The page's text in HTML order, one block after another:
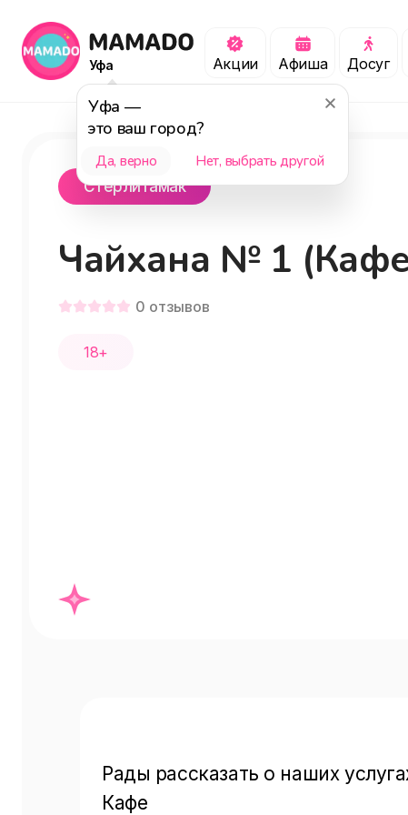
Уфа
Уфа —
это ваш город?
Да, верно Нет, выбрать другой
Акции Афиша Досуг
Стерлитамак
Чайхана № 1
0 отзывов
18+
Рады рассказать о наших
Кафе